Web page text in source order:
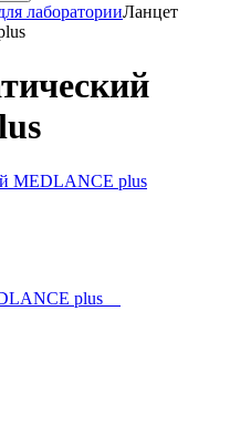
лабораторииЛанцет